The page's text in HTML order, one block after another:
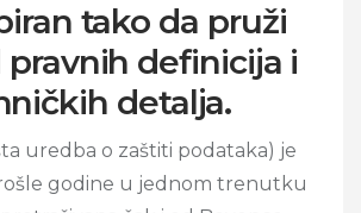
tako da pruži
pravnih definicija i
detalja.
uredba o zaštiti podataka) je
godine u jednom trenutku